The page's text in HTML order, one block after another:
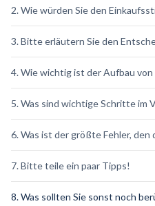
2. Wie würden Sie den
3. Bitte erläutern Sie den
4. Wie wichtig ist der Aufbau von
5. Was sind wichtige Schritte im
6. Was ist der größte Fehler, den
7. Bitte teile ein paar Tipps!
8. Was sollten Sie sonst noch